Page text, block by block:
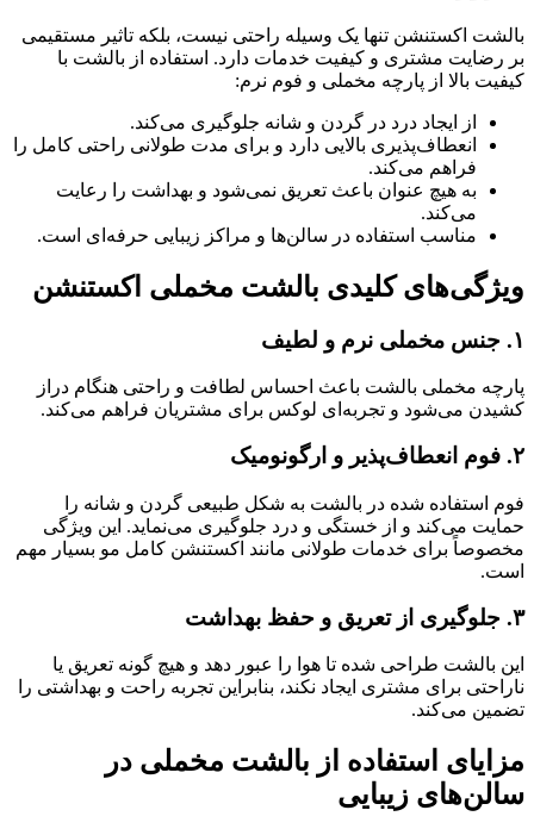
بالشت اکستنشن تنها یک وسیله راحتی نیست، بلکه تاثیر مستقیمی
بر رضایت مشتری و کیفیت خدمات دارد. استفاده از بالشت با
کیفیت بالا از پارچه مخملی و فوم نرم:
از ایجاد درد در گردن و شانه جلوگیری می‌کند.
انعطاف‌پذیری بالایی دارد و برای مدت طولانی راحتی کامل را
فراهم می‌کند.
به هیچ عنوان باعث تعریق نمی‌شود و بهداشت را رعایت
می‌کند.
مناسب استفاده در سالن‌ها و مراکز زیبایی حرفه‌ای است.
ویژگی‌های کلیدی بالشت مخملی اکستنشن
۱. جنس مخملی نرم و لطیف
پارچه مخملی بالشت باعث احساس لطافت و راحتی هنگام دراز
کشیدن می‌شود و تجربه‌ای لوکس برای مشتریان فراهم می‌کند.
۲. فوم انعطاف‌پذیر و ارگونومیک
فوم استفاده شده در بالشت به شکل طبیعی گردن و شانه را
حمایت می‌کند و از خستگی و درد جلوگیری می‌نماید. این ویژگی
مخصوصاً برای خدمات طولانی مانند اکستنشن کامل مو بسیار مهم
است.
۳. جلوگیری از تعریق و حفظ بهداشت
این بالشت طراحی شده تا هوا را عبور دهد و هیچ گونه تعریق یا
ناراحتی برای مشتری ایجاد نکند، بنابراین تجربه راحت و بهداشتی را
تضمین می‌کند.
مزایای استفاده از بالشت مخملی در
سالن‌های زیبایی